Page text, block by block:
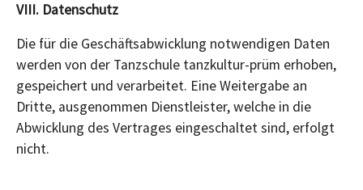
VIII. Datenschutz
Die für die Geschäftsabwicklung notwendigen Daten
werden von der Tanzschule tanzkultur-prüm erhoben,
gespeichert und verarbeitet. Eine Weitergabe an
Dritte, ausgenommen Dienstleister, welche in die
Abwicklung des Vertrages eingeschaltet sind, erfolgt
nicht.